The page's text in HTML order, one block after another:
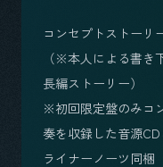
コンセプトストーリ
（※本人による書き
長編ストーリー）
※初回限定盤のみコ
奏を収録した音源
ライナーノーツ同梱